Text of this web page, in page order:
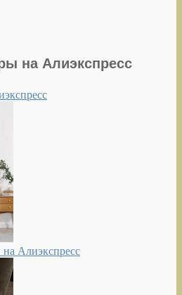
на Алиэкспресс
Алиэкспресс